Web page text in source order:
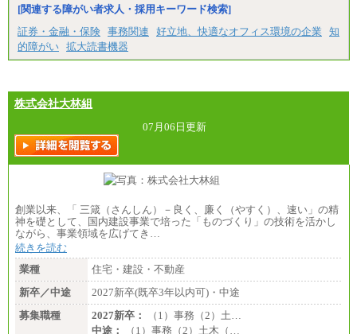
[関連する障がい者求人・採用キーワード検索]
証券・金融・保険 事務関連 好立地、快適なオフィス環境の企業
知
的障がい 拡大読書機器
株式会社大林組
07月06日更新
創業以来、「 三箴（さんしん）－良く、廉く（やすく）、速い」の精
神を礎として、国内建設事業で培った「ものづくり」の技術を活かし
ながら、事業領域を広げてき…
続きを読む
業種
住宅・建設・不動産
新卒／中途
2027新卒(既卒3年以内可)・中途
募集職種
2027新卒：
（1）事務（2）土…
中途：
（1）事務（2）土木（…